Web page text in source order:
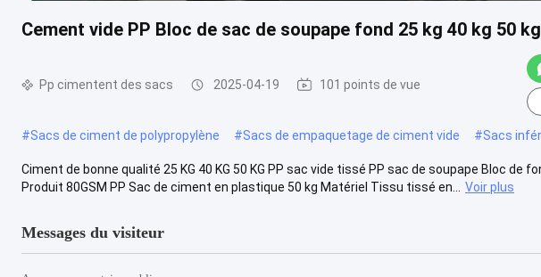
Cement vide PP Bloc de sac de soupape fond 25 kg 40 kg 50 kg
Pp cimentent des sacs 2025-04-19 101 points de vue
#Sacs de ciment de polypropylène #Sacs de empaquetage de ciment vide #Sacs
Ciment de bonne qualité 25 KG 40 KG 50 KG PP sac vide tissé PP sac de soupape Bloc de
Produit 80GSM PP Sac de ciment en plastique 50 kg Matériel Tissu tissé en...
Voir plus
Messages du visiteur